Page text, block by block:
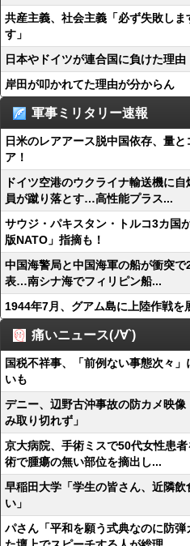
共産主義、社会主義「必ず失敗し
す」
日本やドイツが連合国に負けた理由
岸田が叩かれてた理由が分からん
軍事ミリタリー速報
日米のレアアース脱中国依存、量
ア！
ドイツ空港のウクライナ輸送機に
員が蹴り落とす…高性能プラス...
サウジ・パキスタン・トルコ3カ国
版NATO」指摘も！
中国海警局と中国海軍の船が衝突
表…南シナ海でフィリピン船...
1944年7月、グアム島に上陸作戦を
痛いニュース(ﾉ∀`)
国税不祥事、「前例ない事態次々
いも
デニー、辺野古沖事故の防カメ映
み取り切れず」
京大病院、手術ミスで50代女性患
術で腫瘍の無い部位を摘出し...
早稲田大学「学生の皆さん、近隣
い」
パさん「平和を願う式典なのに防